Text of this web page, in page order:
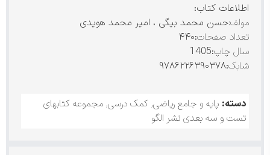
اطلاعات کتاب:
مولف:حسن محمد بیگی ، امیر محمد هویدی
تعداد صفحات:۴۴۰
سال چاپ:1405
شابک:۹۷۸۶۲۲۶۳۹۰۳۷۸
دسته: پایه و جامع ریاضی, کمک درسی, مجموعه کتابهای
تست و سه بعدی نشر الگو